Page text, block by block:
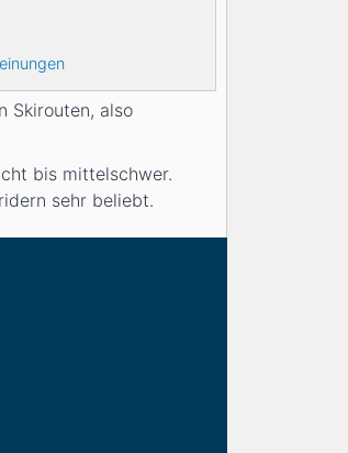
Skirouten, also
bis mittelschwer.
sehr beliebt.